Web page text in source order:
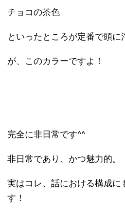
チョコの茶色
といったところが定番で頭に
が、このカラーですよ！
完全に非日常です^^
非日常であり、かつ魅力的。
実はコレ、話における構成に
す！